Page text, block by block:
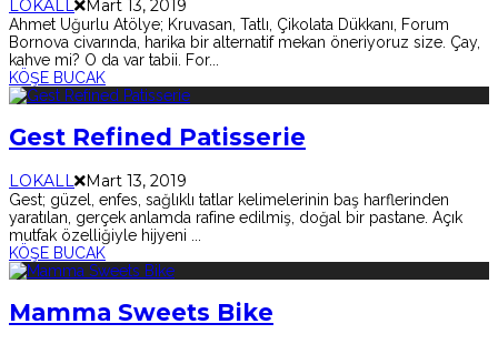
LOKALL Mart 13, 2019
Ahmet Uğurlu Atölye; Kruvasan, Tatlı, Çikolata Dükkanı, Forum
Bornova civarında, harika bir alternatif mekan öneriyoruz size. Çay,
kahve mi? O da var tabii. For...
KÖŞE BUCAK
Gest Refined Patisserie
LOKALL Mart 13, 2019
Gest; güzel, enfes, sağlıklı tatlar kelimelerinin baş harflerinden
yaratılan, gerçek anlamda rafine edilmiş, doğal bir pastane. Açık
mutfak özelliğiyle hijyeni
KÖŞE BUCAK
Mamma Sweets Bike